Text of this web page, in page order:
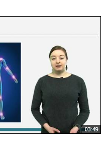
03:49